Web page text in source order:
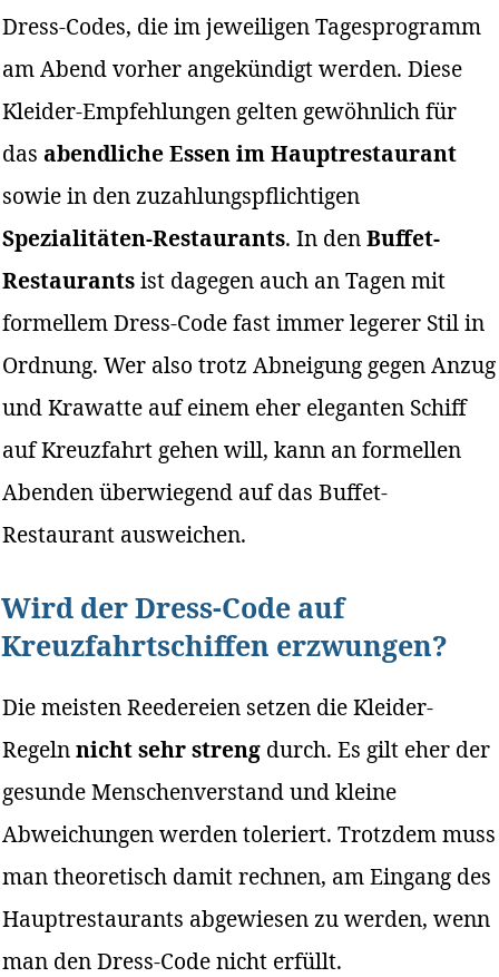
Dress-Codes, die im jeweiligen Tagesprogramm
am Abend vorher angekündigt werden. Diese
Kleider-Empfehlungen gelten gewöhnlich für
dasabendliche Essen im Hauptrestaurant
sowie in den zuzahlungspflichtigen
Spezialitäten-Restaurants. In denBuffet-
Restaurantsist dagegen auch an Tagen mit
formellem Dress-Code fast immer legerer Stil in
Ordnung. Wer also trotz Abneigung gegen Anzug
und Krawatte auf einem eher eleganten Schiff
auf Kreuzfahrt gehen will, kann an formellen
Abenden überwiegend auf das Buffet-
Restaurant ausweichen.
Wird der Dress-Code auf
Kreuzfahrtschiffen erzwungen?
Die meisten Reedereien setzen die Kleider-
Regelnnicht sehr streng durch. Es gilt eher der
gesunde Menschenverstand und kleine
Abweichungen werden toleriert. Trotzdem muss
man theoretisch damit rechnen, am Eingang des
Hauptrestaurants abgewiesen zu werden, wenn
man den Dress-Code nicht erfüllt.